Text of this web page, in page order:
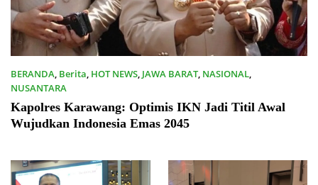
BERANDA, Berita, HOT NEWS, JAWA BARAT, NASIONAL,
NUSANTARA
19/08/2024
Kapolres Karawang: Optimis IKN Jadi Titil Awal
Wujudkan Indonesia Emas 2045